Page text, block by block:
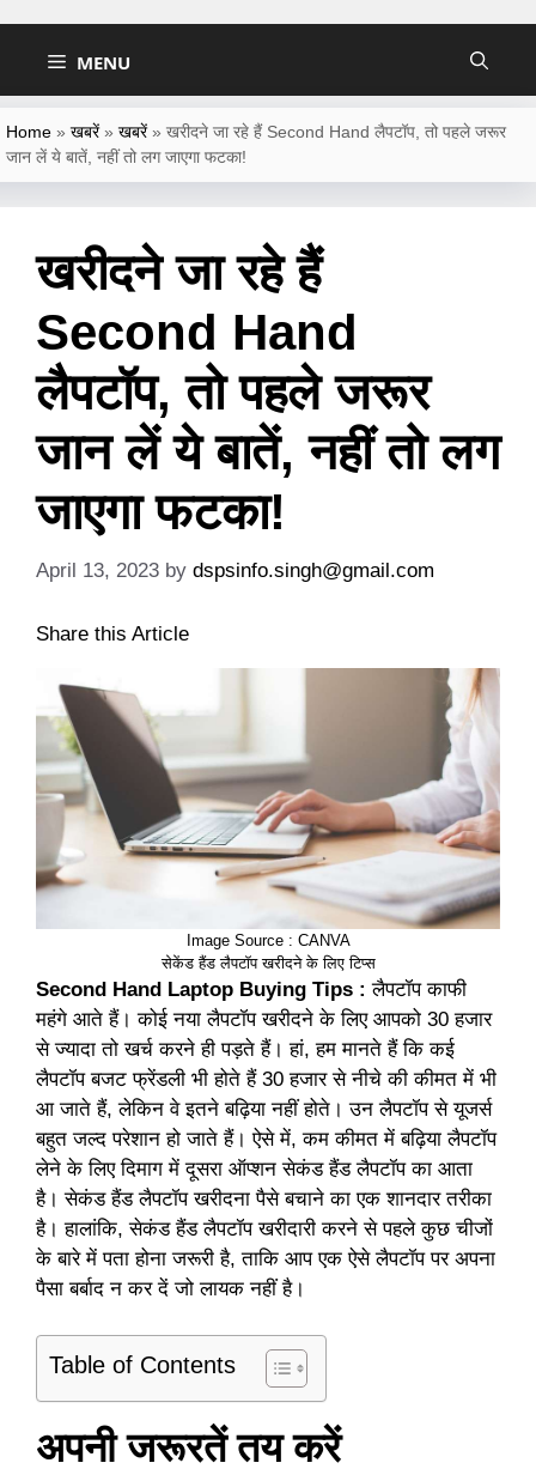
content MENU
Home » खबरें» खबरें» खरीदने जा रहे हैं Second Hand लैपटॉप, तो पहले जरूर
जान लें ये बातें, नहीं तो लग जाएगा फटका!
खरीदने जा रहे हैं
Second Hand
लैपटॉप, तो पहले जरूर
जान लें ये बातें, नहीं तो लग
जाएगा फटका!
April 13, 2023 by dspsinfo.singh@gmail.com
Share this Article
Image Source : CANVA
सेकेंड हैंड लैपटॉप खरीदने के लिए टिप्स
Second Hand Laptop Buying Tips :लैपटॉप काफी
महंगे आते हैं। कोई नया लैपटॉप खरीदने के लिए आपको 30 हजार
से ज्यादा तो खर्च करने ही पड़ते हैं। हां, हम मानते हैं कि कई
लैपटॉप बजट फ्रेंडली भी होते हैं 30 हजार से नीचे की कीमत में भी
आ जाते हैं, लेकिन वे इतने बढ़िया नहीं होते। उन लैपटॉप से यूजर्स
बहुत जल्द परेशान हो जाते हैं। ऐसे में, कम कीमत में बढ़िया लैपटॉप
लेने के लिए दिमाग में दूसरा ऑप्शन सेकंड हैंड लैपटॉप का आता
है। सेकंड हैंड लैपटॉप खरीदना पैसे बचाने का एक शानदार तरीका
है। हालांकि, सेकंड हैंड लैपटॉप खरीदारी करने से पहले कुछ चीजों
के बारे में पता होना जरूरी है, ताकि आप एक ऐसे लैपटॉप पर अपना
पैसा बर्बाद न कर दें जो लायक नहीं है।
Table of Contents
अपनी जरूरतें तय करें